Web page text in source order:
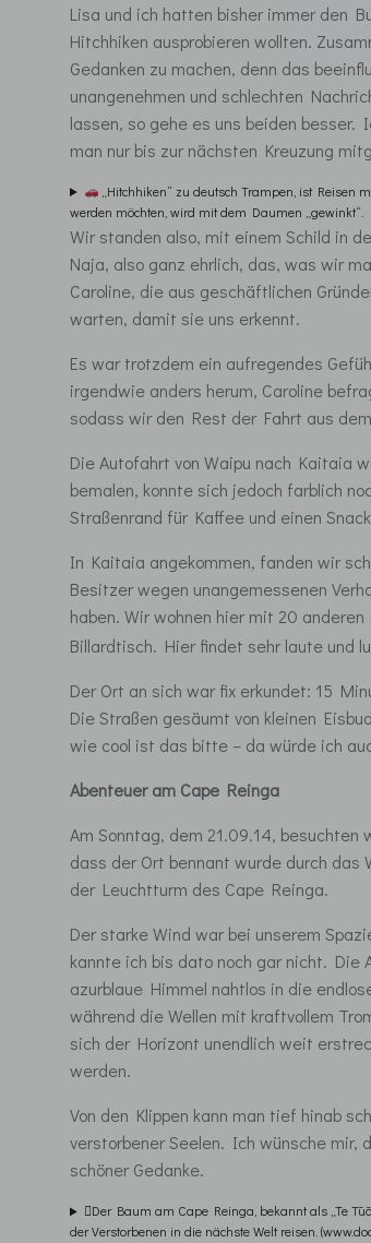
Lisa und ich hatten bisher immer den
Hitchhiken ausprobieren wollten.
Gedanken zu machen, denn das
unangenehmen und schlechten
lassen, so gehe es uns beiden
man nur bis zur nächsten Kreuzung
„Hitchhiken“ zu deutsch Trampen, ist
werden möchten, wird mit dem Daumen „gewinkt“.
Wir standen also, mit einem Schild in
Naja, also ganz ehrlich, das, was wir
Caroline, die aus geschäftlichen
warten, damit sie uns erkennt.
Es war trotzdem ein aufregendes
irgendwie anders herum, Caroline
sodass wir den Rest der Fahrt aus
Die Autofahrt von Waipu nach Kaitaia
bemalen, konnte sich jedoch farblich
Straßenrand für Kaffee und einen
In Kaitaia angekommen, fanden wir
Besitzer wegen unangemessenen
haben. Wir wohnen hier mit 20
Billardtisch. Hier findet sehr laute und
Der Ort an sich war fix erkundet: 15
Die Straßen gesäumt von kleinen
wie cool ist das bitte – da würde ich
Abenteuer am Cape Reinga
Am Sonntag, dem 21.09.14, besuchten
dass der Ort bennant wurde durch das
der Leuchtturm des Cape Reinga.
Der starke Wind war bei unserem
kannte ich bis dato noch gar nicht. Die
azurblaue Himmel nahtlos in die
während die Wellen mit kraftvollem
sich der Horizont unendlich weit
werden.
Von den Klippen kann man tief hinab
verstorbener Seelen. Ich wünsche mir,
schöner Gedanke.
🪾Der Baum am Cape Reinga, bekannt als „Te
der Verstorbenen in die nächste Welt reisen.